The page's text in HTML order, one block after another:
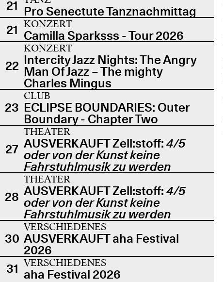
21 Pro Senectute Tanznachmittag
21 KONZERT
Camilla Sparksss - Tour 2026
22
KONZERT
Intercity Jazz Nights: The Angry
Man Of Jazz – The mighty
Charles Mingus
23
CLUB
ECLIPSE BOUNDARIES: Outer
Boundary - Chapter Two
27
THEATER
AUSVERKAUFT Zell:stoff: 4/5
oder von der Kunst keine
Fahrstuhlmusik zu werden
28
THEATER
AUSVERKAUFT Zell:stoff: 4/5
oder von der Kunst keine
Fahrstuhlmusik zu werden
30
VERSCHIEDENES
AUSVERKAUFT aha Festival
2026
31 VERSCHIEDENES
aha Festival 2026